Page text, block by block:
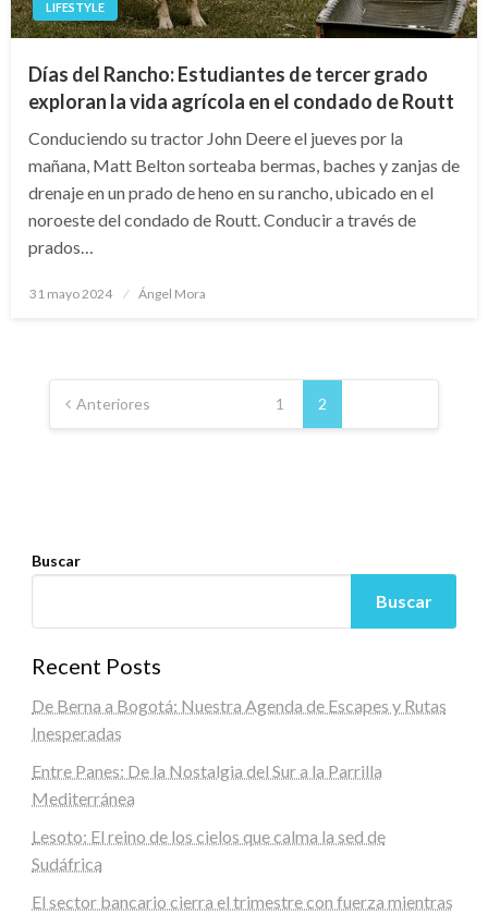
LIFESTYLE
Días del Rancho: Estudiantes de tercer grado
exploran la vida agrícola en el condado de Routt
Conduciendo su tractor John Deere el jueves por la
mañana, Matt Belton sorteaba bermas, baches y zanjas de
drenaje en un prado de heno en su rancho, ubicado en el
noroeste del condado de Routt. Conducir a través de
prados…
Publicado
31 mayo 2024 Ángel Mora
Paginación
de
entradas
Anteriores 1 2
Buscar
Buscar
Recent Posts
De Berna a Bogotá: Nuestra Agenda de Escapes y Rutas
Inesperadas
Entre Panes: De la Nostalgia del Sur a la Parrilla
Mediterránea
Lesoto: El reino de los cielos que calma la sed de
Sudáfrica
El sector bancario cierra el trimestre con fuerza mientras